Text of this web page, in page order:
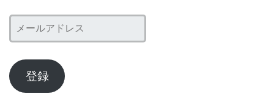
ー
ア
登録